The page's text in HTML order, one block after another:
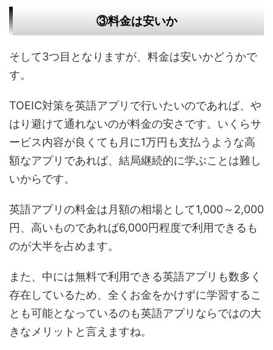
③料金は安いか
そして3つ目となりますが、料金は安いかどうかで
す。
TOEIC対策を英語アプリで行いたいのであれば、や
はり避けて通れないのが料金の安さです。いくらサ
ービス内容が良くても月に1万円も支払うような高
額なアプリであれば、結局継続的に学ぶことは難し
いからです。
英語アプリの料金は月額の相場として1,000～2,000
円、高いものであれば6,000円程度で利用できるも
のが大半を占めます。
また、中には無料で利用できる英語アプリも数多く
存在しているため、全くお金をかけずに学習するこ
とも可能となっているのも英語アプリならではの大
きなメリットと言えますね。